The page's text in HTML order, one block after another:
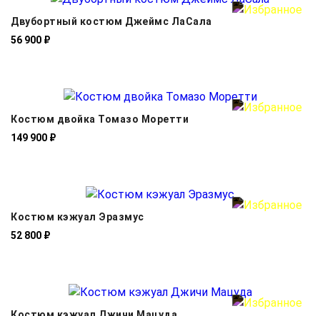
Двубортный костюм Джеймс ЛаСала
56 900 ₽
Костюм двойка Томазо Моретти
149 900 ₽
Костюм кэжуал Эразмус
52 800 ₽